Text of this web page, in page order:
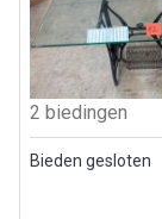
2 biedingen
Bieden gesloten